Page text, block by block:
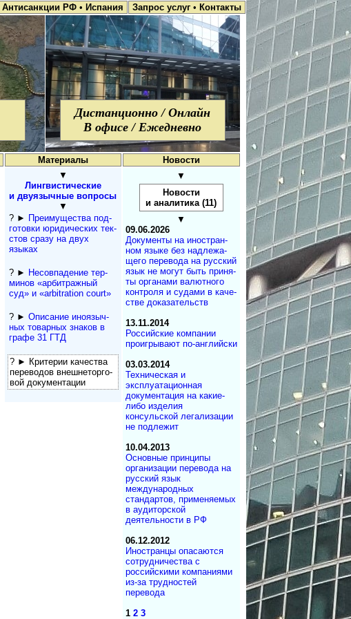
Антисанкции РФ • Испания Запрос услуг • Контакты
Дистанционно / Онлайн
В офисе / Ежедневно
Материалы Новости
▼
Лингвистические
и двуязычные вопросы
▼
? ► Преимущества под­
го­то­вки юри­ди­чес­ких тек­
с­тов сразу на двух
языках
? ► Несовпадение тер­
ми­нов «арбит­раж­ный
суд» и «arbit­ra­tion court»
? ► Описание ино­языч­
ных товар­ных зна­ков в
графе 31 ГТД
? ► Критерии каче­ства
пере­во­дов внеш­не­тор­го­
вой доку­мен­тации
▼
Новости
и аналитика (11)
▼
09.06.2026
Документы на ино­ст­ран­
ном язы­ке без над­ле­жа­
ще­го пе­ре­во­да на рус­ский
язык не мо­гут быть при­ня­
ты ор­га­на­ми ва­лют­но­го
кон­т­ро­ля и су­да­ми в ка­че­
ст­ве до­ка­за­те­ль­ств
13.11.2014
Российские компании
проигрывают по-английски
03.03.2014
Техническая и
эксплуатационная
документация на какие-
либо изделия
консульской легализации
не подлежит
10.04.2013
Основные принципы
организации перевода на
русский язык
международных
стандартов, применяемых
в аудиторской
деятельности в РФ
06.12.2012
Иностранцы опасаются
сотрудничества с
российскими компаниями
из-за трудностей
перевода
1 2 3